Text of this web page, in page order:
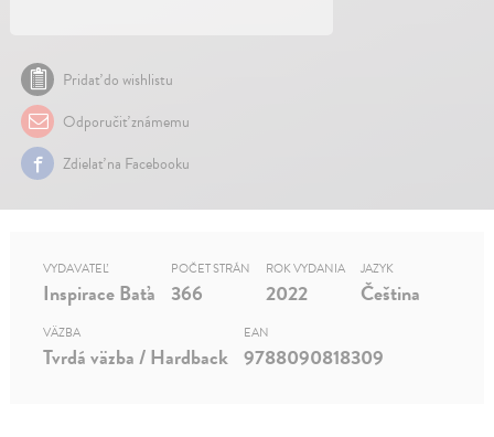
Pridať do wishlistu
Odporučiť známemu
Zdielať na Facebooku
VYDAVATEĽ
Inspirace Baťa
POČET STRÁN
366
ROK VYDANIA
2022
JAZYK
Čeština
VÄZBA
Tvrdá väzba / Hardback
EAN
9788090818309